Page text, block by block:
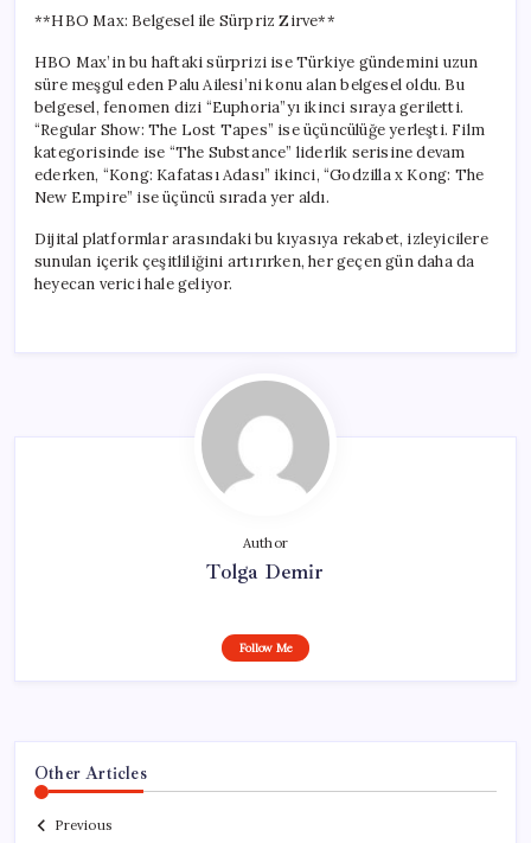
**HBO Max: Belgesel ile Sürpriz Zirve**
HBO Max’in bu haftaki sürprizi ise Türkiye gündemini uzun
süre meşgul eden Palu Ailesi’ni konu alan belgesel oldu. Bu
belgesel, fenomen dizi “Euphoria”yı ikinci sıraya geriletti.
“Regular Show: The Lost Tapes” ise üçüncülüğe yerleşti. Film
kategorisinde ise “The Substance” liderlik serisine devam
ederken, “Kong: Kafatası Adası” ikinci, “Godzilla x Kong: The
New Empire” ise üçüncü sırada yer aldı.
Dijital platformlar arasındaki bu kıyasıya rekabet, izleyicilere
sunulan içerik çeşitliliğini artırırken, her geçen gün daha da
heyecan verici hale geliyor.
Author
Tolga Demir
Follow Me
Other Articles
Previous